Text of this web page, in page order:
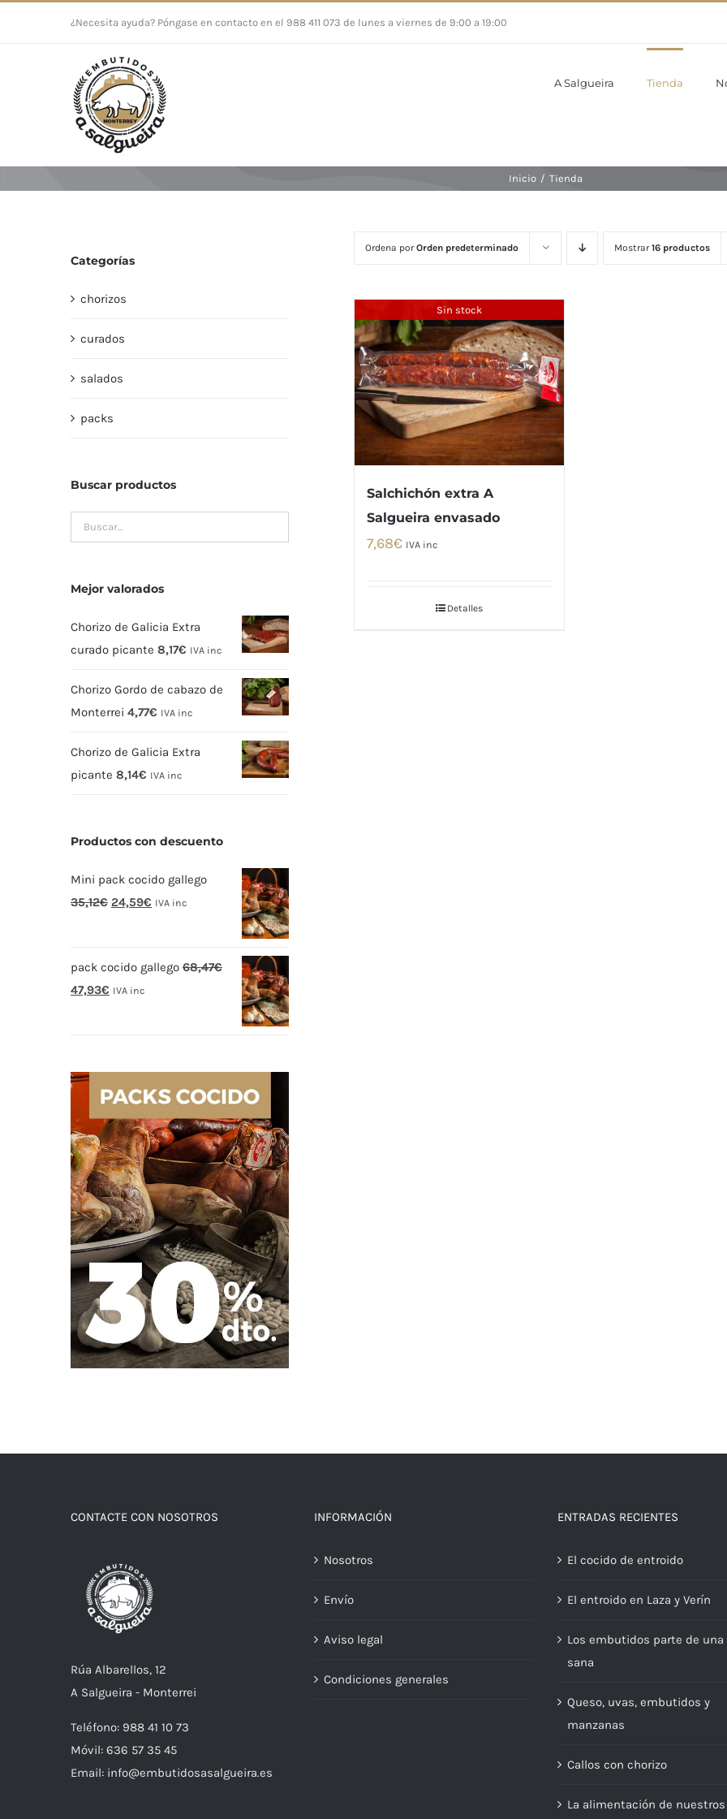
¿Necesita ayuda? Póngase en contacto en el 988 411 073 de lunes a viernes de 9:00 a 19:00
A Salgueira Tienda
Inicio / Tienda
Ordena porOrden predeterminado Mostrar16 productos
Sin stock
Salchichón extra A
Salgueira envasado
7,68€ IVA inc
Detalles
Categorías
chorizos
curados
salados
packs
Buscar productos
Mejor valorados
Chorizo de Galicia Extra
curado picante 8,17€ IVA inc
Chorizo Gordo de cabazo de
Monterrei 4,77€ IVA inc
Chorizo de Galicia Extra
picante 8,14€ IVA inc
Productos con descuento
Mini pack cocido gallego
35,12€ El
era:
35,12€.
24,59€ El
es:
IVA inc
pack cocido gallego 68,47€
El
68,47€.
47,93€ El
IVA inc
CONTACTE CON NOSOTROS
Rúa Albarellos, 12
A Salgueira - Monterrei
Teléfono: 988 41 10 73
Móvil: 636 57 35 45
Email: info@embutidosasalgueira.es
INFORMACIÓN
Nosotros
Envío
Aviso legal
Condiciones generales
ENTRADAS RECIENTES
El cocido de entroido
El entroido en Laza y Verín
Los embutidos parte de
sana
Queso, uvas, embutidos y
manzanas
Callos con chorizo
La alimentación de nuestros